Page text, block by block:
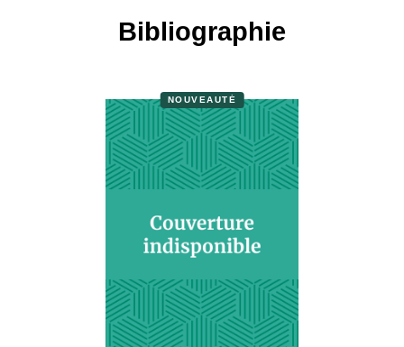
Bibliographie
NOUVEAUTÉ